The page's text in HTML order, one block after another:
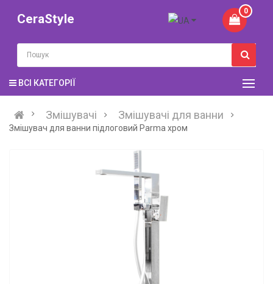
CeraStyle
0
ВСІ КАТЕГОРІЇ
Змішувачі Змішувачі для ванни
Змішувач для ванни підлоговий Parma хром